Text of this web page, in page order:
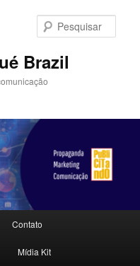
Brazil
Contato
Mídia Kit